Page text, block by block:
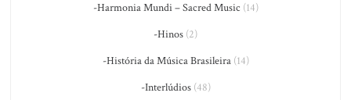
-Harmonia Mundi – Sacred Music (14)
-Hinos (2)
-História da Música Brasileira(14)
-Interlúdios(48)